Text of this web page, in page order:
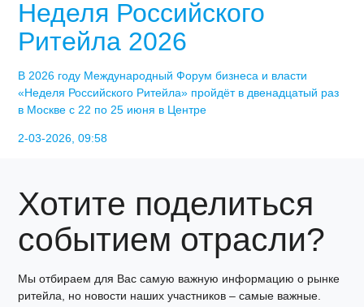
Неделя Российского
Ритейла 2026
В 2026 году Международный Форум бизнеса и власти
«Неделя Российского Ритейла» пройдёт в двенадцатый раз
в Москве с 22 по 25 июня в Центре
2-03-2026, 09:58
Хотите поделиться
событием отрасли?
Мы отбираем для Вас самую важную информацию о рынке
ритейла, но новости наших участников – самые важные.